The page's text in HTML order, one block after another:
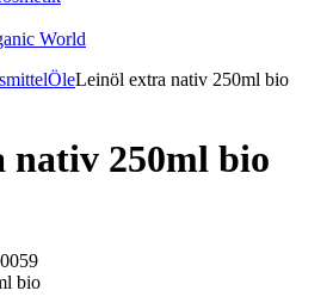
World
ÖleLeinöl extra nativ 250ml bio
nativ 250ml bio